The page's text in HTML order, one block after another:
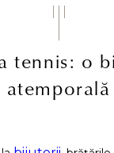
tennis: o
atemporală